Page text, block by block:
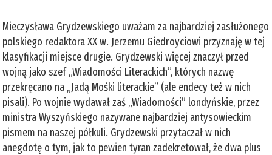
Mieczysława Grydzewskiego uważam za najbardziej zasłużonego
polskiego redaktora XX w. Jerzemu Giedroyciowi przyznaję w tej
klasyfikacji miejsce drugie. Grydzewski więcej znaczył przed
wojną jako szef „Wiadomości Literackich”, których nazwę
przekręcano na „Jadą Mośki literackie” (ale endecy też w nich
pisali). Po wojnie wydawał zaś „Wiadomości” londyńskie, przez
ministra Wyszyńskiego nazywane najbardziej antysowieckim
pismem na naszej półkuli. Grydzewski przytaczał w nich
anegdotę o tym, jak to pewien tyran zadekretował, że dwa plus